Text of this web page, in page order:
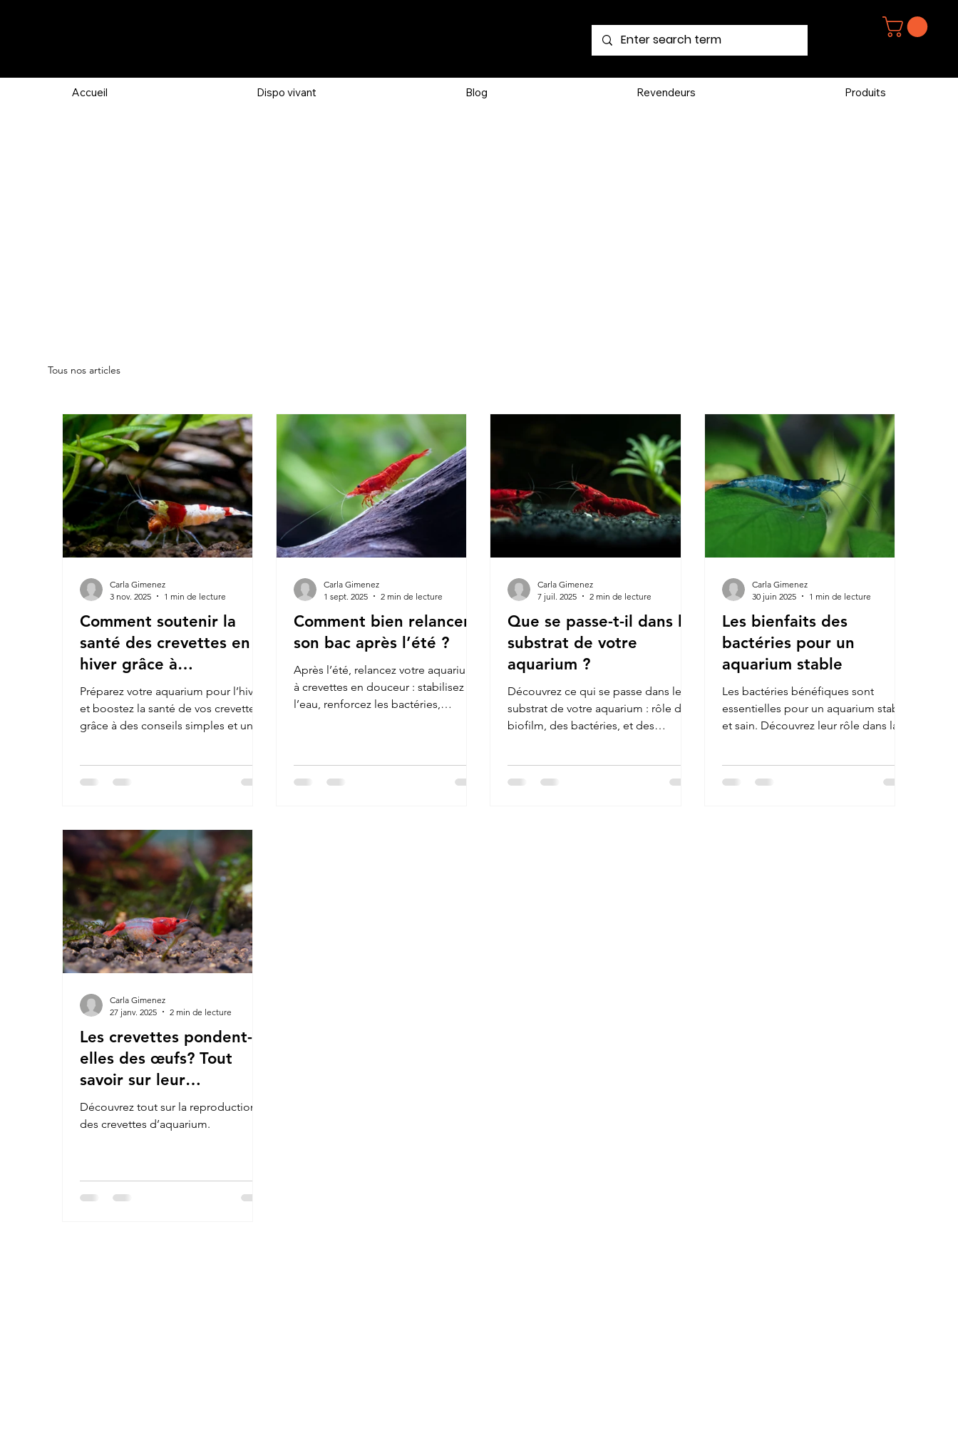
Accueil Dispo vivant Blog Revendeurs Produits
Tous nos articles
Comment soutenir la
santé des crevettes en
hiver grâce à
l’alimentation
Préparez votre aquarium pour l’hiver
et boostez la santé de vos crevettes
grâce à des conseils simples et une
astuces d’aquariophilie.
Carla Gimenez
3 nov. 2025
1 min de lecture
Comment bien relancer
son bac après l’été ?
Après l’été, relancez votre aquarium
à crevettes en douceur : stabilisez
l’eau, renforcez les bactéries,
Carla Gimenez
1 sept. 2025
2 min de lecture
Que se passe-t-il dans le
substrat de votre
aquarium ?
Découvrez ce qui se passe dans le
substrat de votre aquarium : rôle du
biofilm, des bactéries, et des
pour le bien-être de vos crevettes.
Carla Gimenez
7 juil. 2025
2 min de lecture
Les bienfaits des
bactéries pour un
aquarium stable
Les bactéries bénéfiques sont
essentielles pour un aquarium stable
et sain. Découvrez leur rôle dans la
favoriser leur développement.
Carla Gimenez
30 juin 2025
1 min de lecture
Les crevettes pondent-
elles des œufs? Tout
savoir sur leur
reproduction
Découvrez tout sur la reproduction
des crevettes d’aquarium.
Carla Gimenez
27 janv. 2025
2 min de lecture